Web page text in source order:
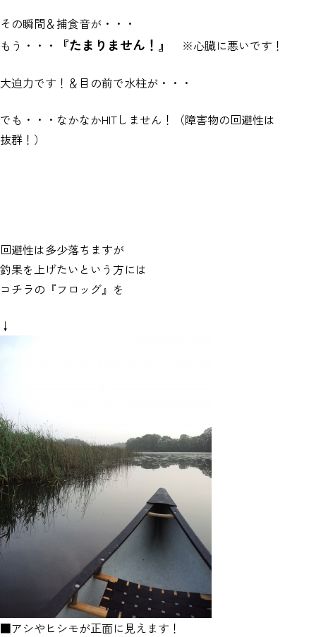
その瞬間＆捕食音が・・・
もう・・・
『たまりません！』 ※心臓に悪いです！
大迫力です！＆目の前で水柱が・・・
でも・・・なかなかHITしません！（障害物の回避性は
抜群！）
回避性は多少落ちますが
釣果を上げたいという方には
コチラの『フロッグ』を
↓
■アシやヒシモが正面に見えます！